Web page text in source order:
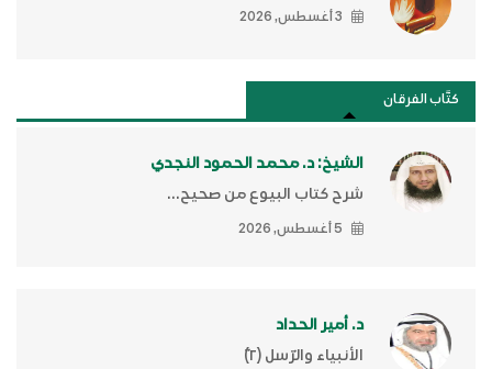
3 أغسطس, 2026
كتَّاب الفرقان
الشيخ: د. محمد الحمود النجدي
شرح كتاب البيوع من صحيح...
5 أغسطس, 2026
د. أمير الحداد
الأنبياء والرّسل (٢)ّ